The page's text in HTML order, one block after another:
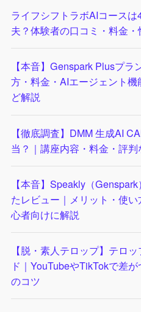
ライフシフトラボAIコース
夫？体験者の口コミ・料金
【本音】Genspark Plusプ
方・料金・AIエージェント
ど解説
【徹底調査】DMM 生成AI
当？｜講座内容・料金・評
【本音】Speakly（
たレビュー｜メリット・使
心者向けに解説
【脱・素人テロップ】テロ
ド｜YouTubeやTikTokで差
のコツ